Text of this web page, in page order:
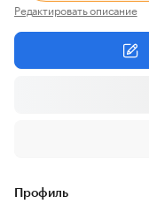
Редактировать описание
Профиль